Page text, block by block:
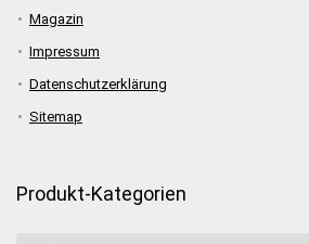
Magazin
Impressum
Datenschutzerklärung
Sitemap
Produkt-Kategorien